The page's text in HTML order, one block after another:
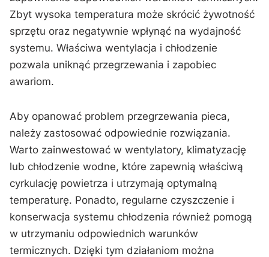
Zbyt wysoka temperatura ⁣może⁤ skrócić żywotność
sprzętu oraz negatywnie wpłynąć na⁣ wydajność
systemu. Właściwa wentylacja i chłodzenie
pozwala uniknąć przegrzewania i zapobiec
awariom.
Aby opanować problem przegrzewania‍ pieca,⁣
należy ⁣zastosować odpowiednie rozwiązania.
Warto zainwestować w wentylatory, ‌klimatyzację
lub chłodzenie wodne,⁢ które zapewnią ⁤właściwą
cyrkulację powietrza i utrzymają optymalną
temperaturę. Ponadto, regularne czyszczenie i​
konserwacja systemu​ chłodzenia również ‌pomogą
w utrzymaniu odpowiednich warunków
termicznych. Dzięki tym działaniom można